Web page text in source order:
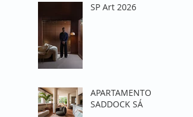
SP Art 2026
APARTAMENTO
SADDOCK SÁ